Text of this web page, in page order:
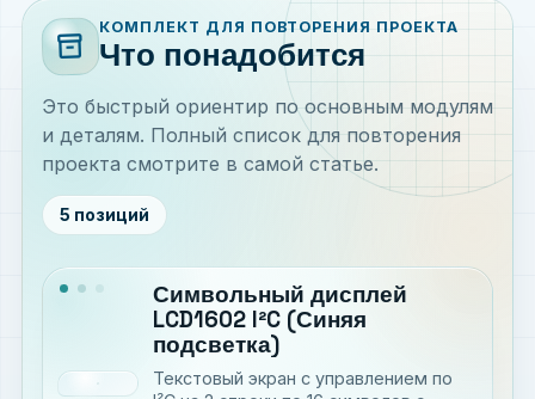
inventory_2
КОМПЛЕКТ ДЛЯ ПОВТОРЕНИЯ ПРОЕКТА
Что понадобится
Это быстрый ориентир по основным модулям
и деталям. Полный список для повторения
проекта смотрите в самой статье.
5 позиций
Символьный дисплей
LCD1602 I²C (Синяя
подсветка)
Текстовый экран с управлением по